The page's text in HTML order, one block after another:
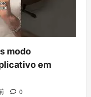
modo
em
0